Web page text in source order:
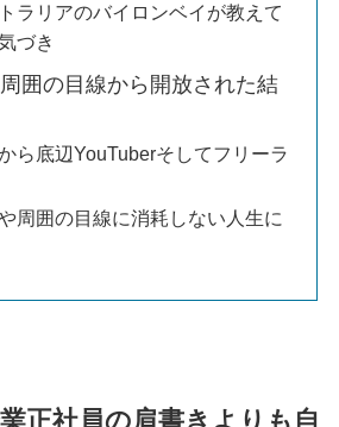
ラリアのバイロンベイが教えて
づき
囲の目線から開放された結
ら底辺YouTuberそしてフリーラ
周囲の目線に消耗しない人生に